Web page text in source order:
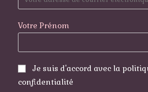
Votre Prénom
Je suis d'accord avec la
confidentialité